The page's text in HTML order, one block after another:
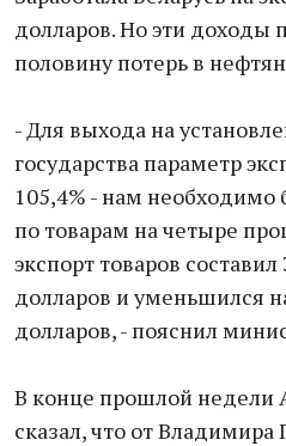
долларов. Но эти доходы
половину потерь в
- Для выхода на
государства параметр
105,4% - нам необходимо
по товарам на четыре
экспорт товаров
долларов и уменьшился
долларов, - пояснил
В конце прошлой недели
сказал, что от Владимира